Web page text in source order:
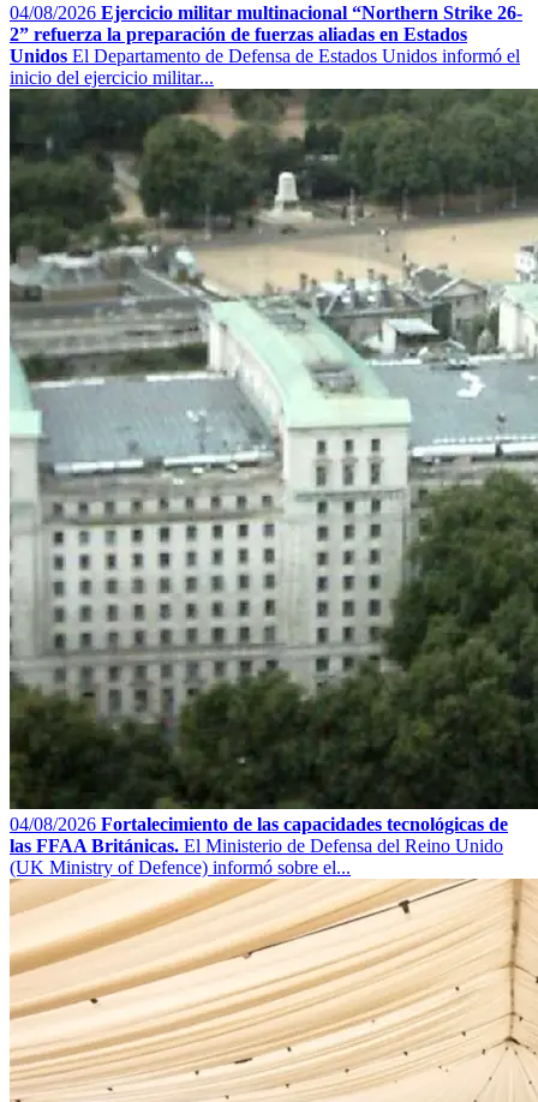
04/08/2026 Ejercicio militar multinacional “Northern Strike 26-
2” refuerza la preparación de fuerzas aliadas en Estados
Unidos El Departamento de Defensa de Estados Unidos informó el
inicio del ejercicio militar...
04/08/2026 Fortalecimiento de las capacidades tecnológicas de
las FFAA Británicas. El Ministerio de Defensa del Reino Unido
(UK Ministry of Defence) informó sobre el...